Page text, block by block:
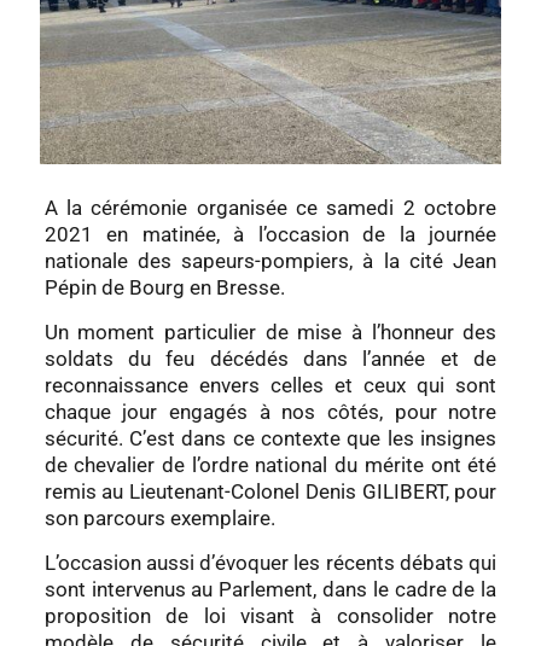
A la cérémonie organisée ce samedi 2 octobre
2021 en matinée, à l’occasion de la journée
nationale des sapeurs-pompiers, à la cité Jean
Pépin de Bourg en Bresse.
Un moment particulier de mise à l’honneur des
soldats du feu décédés dans l’année et de
reconnaissance envers celles et ceux qui sont
chaque jour engagés à nos côtés, pour notre
sécurité. C’est dans ce contexte que les insignes
de chevalier de l’ordre national du mérite ont été
remis au Lieutenant-Colonel Denis GILIBERT, pour
son parcours exemplaire.
L’occasion aussi d’évoquer les récents débats qui
sont intervenus au Parlement, dans le cadre de la
proposition de loi visant à consolider notre